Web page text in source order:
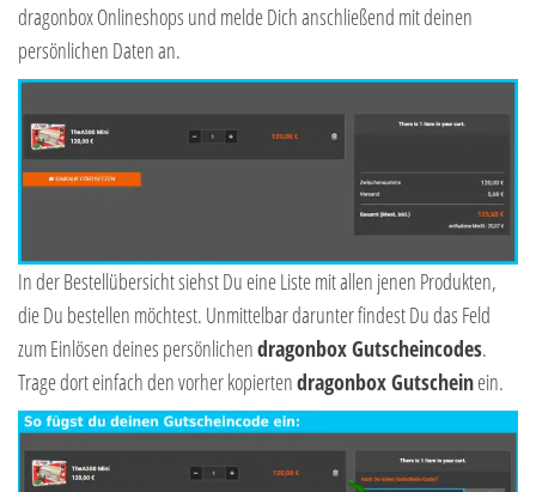
dragonbox Onlineshops und melde Dich anschließend mit deinen
persönlichen Daten an.
In der Bestellübersicht siehst Du eine Liste mit allen jenen Produkten,
die Du bestellen möchtest. Unmittelbar darunter findest Du das Feld
zum Einlösen deines persönlichendragonbox Gutscheincodes.
Trage dort einfach den vorher kopiertendragonbox Gutscheinein.